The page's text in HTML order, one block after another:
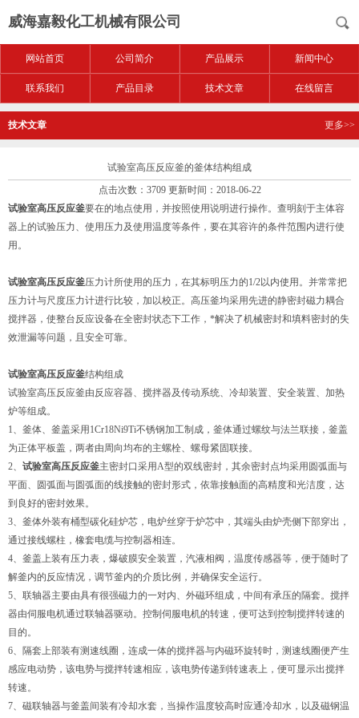
威海嘉毅化工机械有限公司
网站首页 公司简介 产品展示 新闻中心
联系我们 产品目录 技术文章 在线留言
技术文章 更多>>
试验室高压反应釜的釜体结构组成
点击次数：3709 更新时间：2018-06-22
试验室高压反应釜要在的地点使用，并按照使用说明进行操作。查明刻于主体容
器上的试验压力、使用压力及使用温度等条件，要在其容许的条件范围内进行使
用。
试验室高压反应釜压力计所使用的压力，在其标明压力的1/2以内使用。并常常把
压力计与尺度压力计进行比较，加以校正。高压釜均采用先进的静密封磁力耦合
搅拌器，使整台反应设备在全密封状态下工作，*解决了机械密封和填料密封的失
效泄漏等问题，且安全可靠。
试验室高压反应釜结构组成
试验室高压反应釜由反应容器、搅拌器及传动系统、冷却装置、安全装置、加热
炉等组成。
1、釜体、釜盖采用1Cr18Ni9Ti不锈钢加工制成，釜体通过螺纹与法兰联接，釜盖
为正体平板盖，两者由周向均布的主螺栓、螺母紧固联接。
2、 试验室高压反应釜主密封口采用A型的双线密封，其余密封点均采用圆弧面与
平面、圆弧面与圆弧面的线接触的密封形式，依靠接触面的高精度和光洁度，达
到良好的密封效果。
3、釜体外装有桶型碳化硅炉芯，电炉丝穿于炉芯中，其端头由炉壳侧下部穿出，
通过接线螺柱，橡套电缆与控制器相连。
4、釜盖上装有压力表，爆破膜安全装置，汽液相阀，温度传感器等，便于随时了
解釜内的反应情况，调节釜内的介质比例，并确保安全运行。
5、联轴器主要由具有很强磁力的一对内、外磁环组成，中间有承压的隔套。搅拌
器由伺服电机通过联轴器驱动。控制伺服电机的转速，便可达到控制搅拌转速的
目的。
6、隔套上部装有测速线圈，连成一体的搅拌器与内磁环旋转时，测速线圈便产生
感应电动势，该电势与搅拌转速相应，该电势传递到转速表上，便可显示出搅拌
转速。
7、磁联轴器与釜盖间装有冷却水套，当操作温度较高时应通冷却水，以及磁钢温